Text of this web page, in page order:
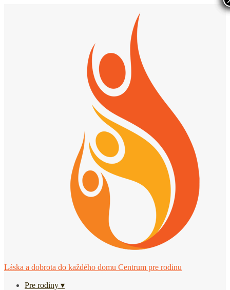
Láska a dobrota do každého domu Centrum pre rodinu
Pre rodiny